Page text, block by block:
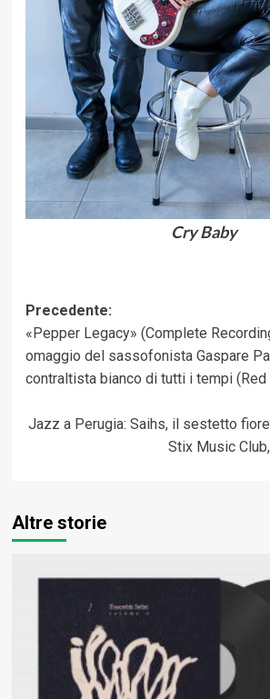
Cry Baby
Navigazione
articolo
Precedente:
«Pepper Legacy» (Complete
omaggio del sassofonista Gaspare
contraltista bianco di tutti i tempi (Red
Jazz a Perugia: Saihs, il sestetto
Stix Music
Altre storie